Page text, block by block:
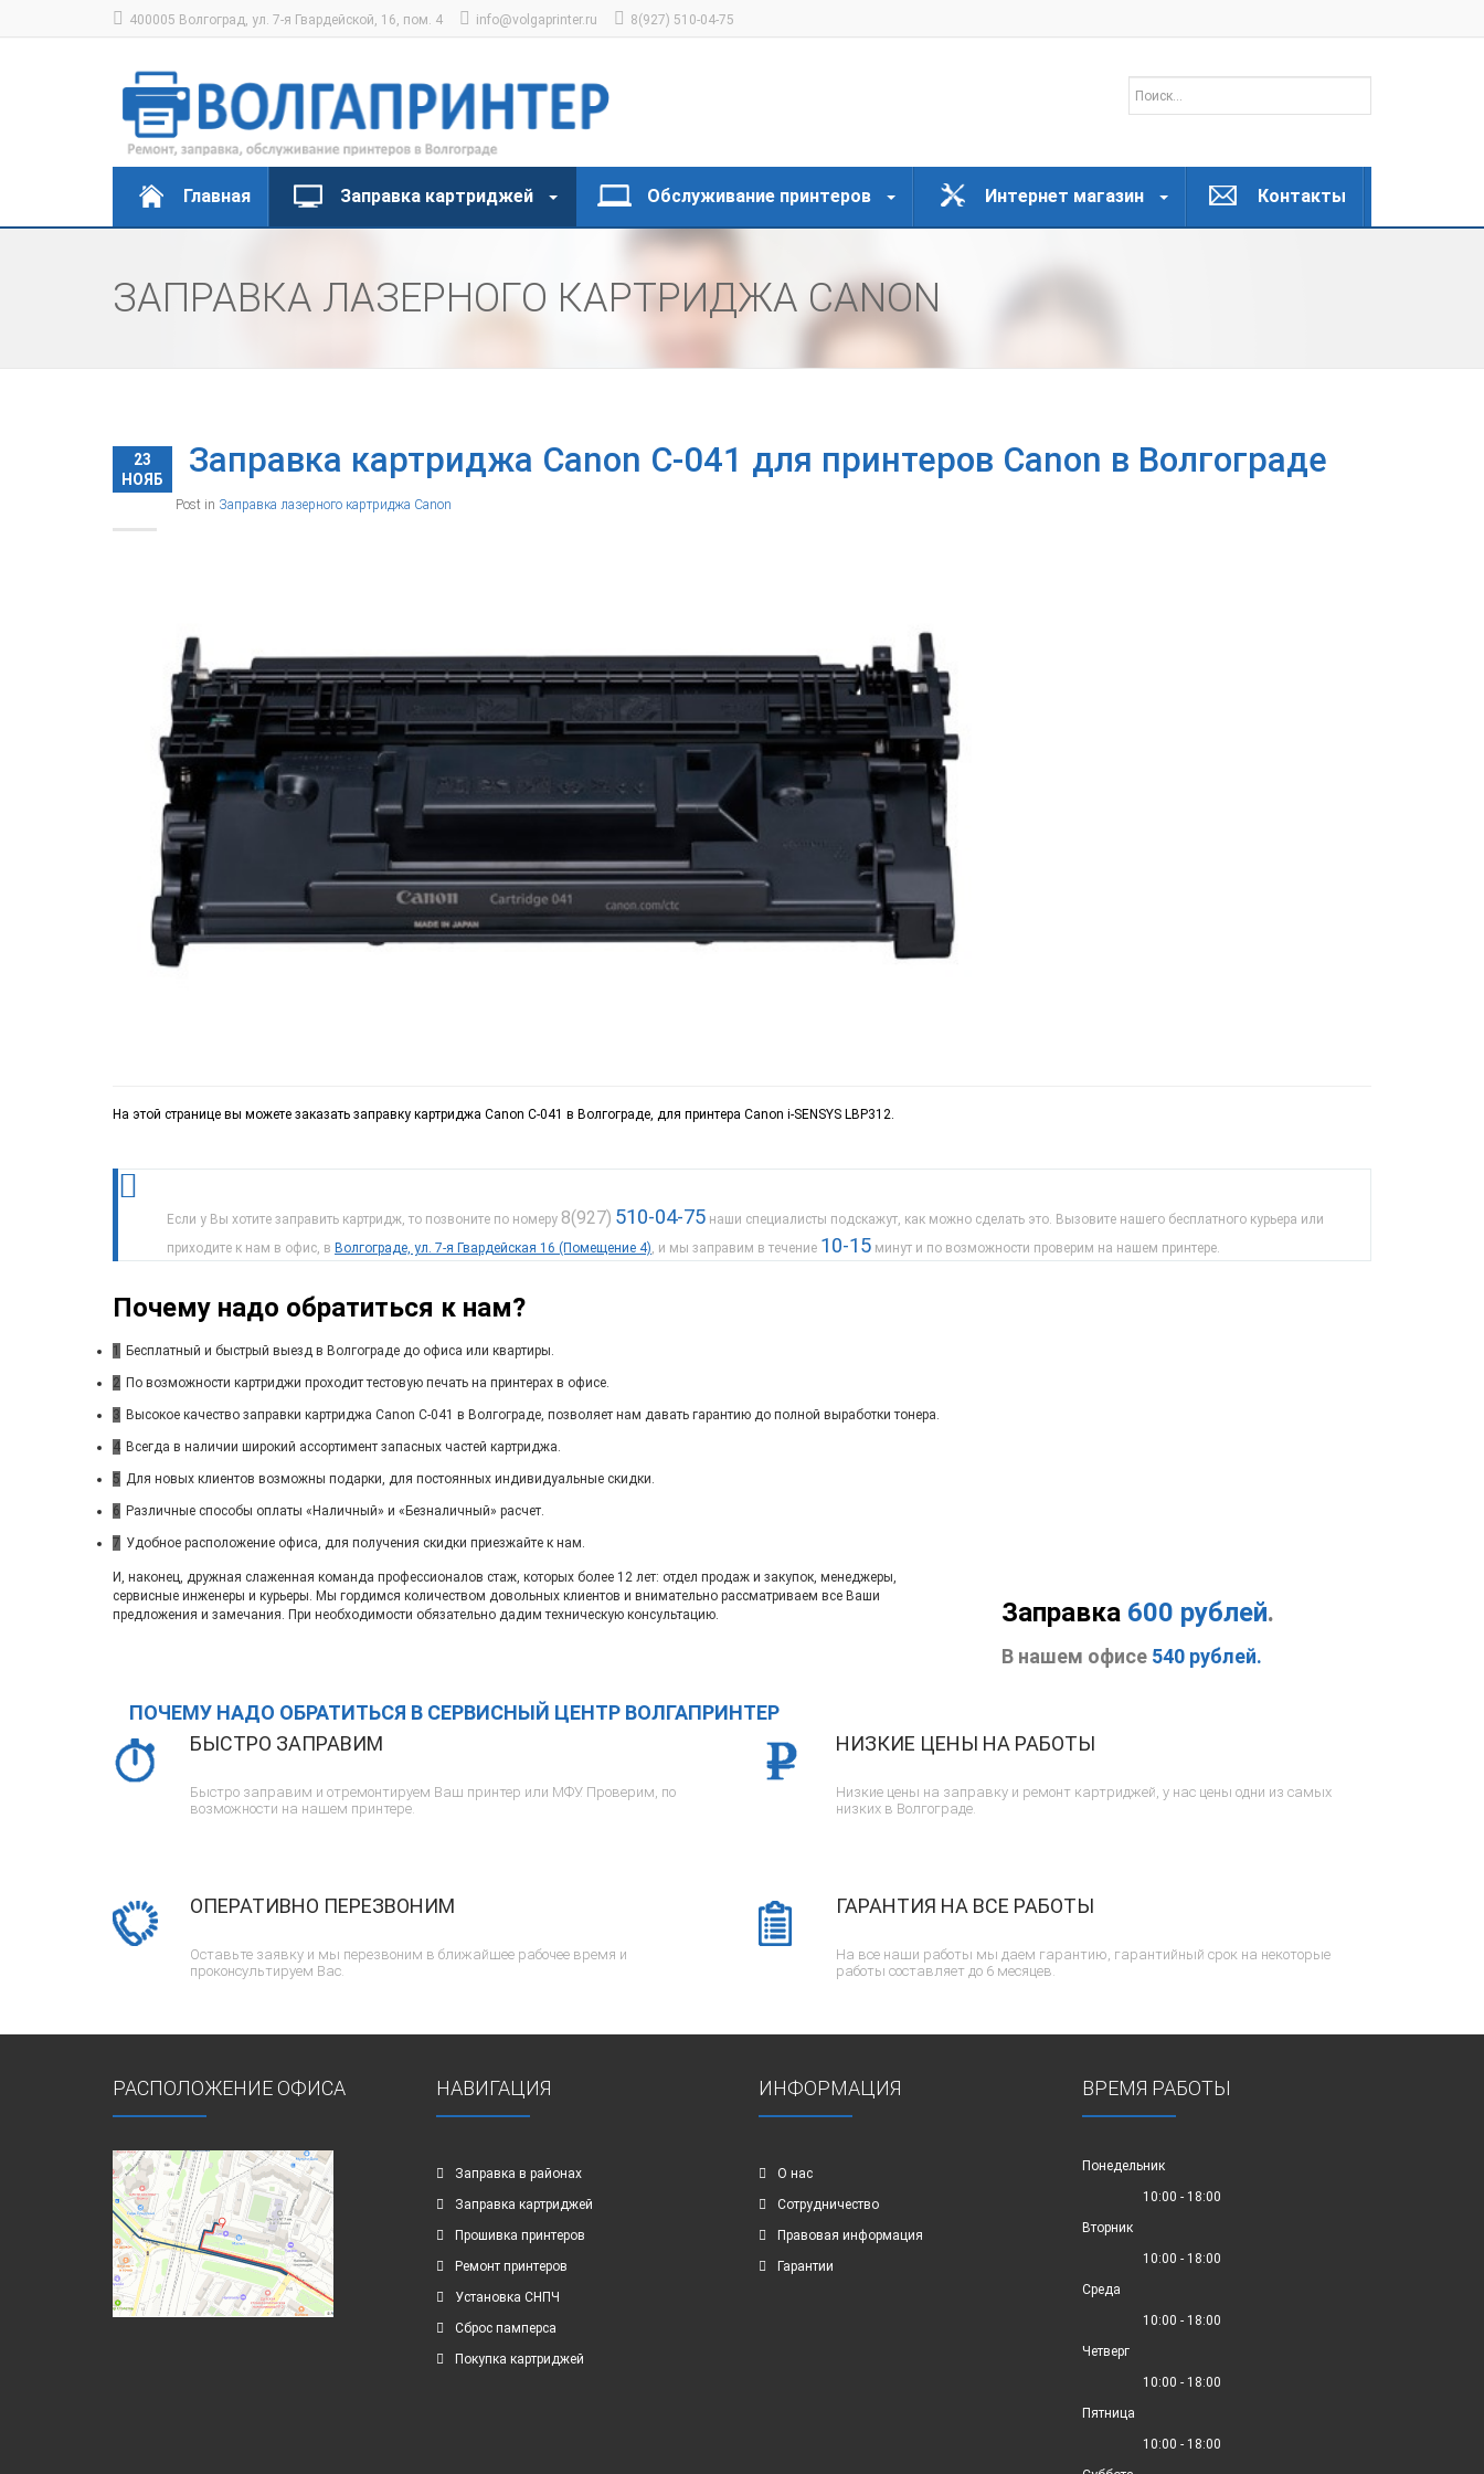
400005 Волгоград, ул. 7-я Гвардейской, 16, пом. 4 info@volgaprinter.ru 8(927) 510-04-75
Главная Заправка картриджей Обслуживание принтеров Интернет магазин Контакты
ЗАПРАВКА ЛАЗЕРНОГО КАРТРИДЖА CANON
23
НОЯБ
Заправка картриджа Canon C-041 для принтеров Canon в Волгограде
Post in Заправка лазерного картриджа Canon
На этой странице вы можете заказать заправку картриджа Canon C-041 в Волгограде, для принтера Canon i-SENSYS LBP312.
Если у Вы хотите заправить картридж, то позвоните по номеру 8(927) 510-04-75 наши специалисты подскажут, как можно сделать это. Вызовите нашего бесплатного курьера или
приходите к нам в офис, в Волгограде, ул. 7-я Гвардейская 16 (Помещение 4), и мы заправим в течение 10-15 минут и по возможности проверим на нашем принтере.
Почему надо обратиться к нам?
1 Бесплатный и быстрый выезд в Волгограде до офиса или квартиры.
2 По возможности картриджи проходит тестовую печать на принтерах в офисе.
3 Высокое качество заправки картриджа Canon C-041 в Волгограде, позволяет нам давать гарантию до полной выработки тонера.
4 Всегда в наличии широкий ассортимент запасных частей картриджа.
5 Для новых клиентов возможны подарки, для постоянных индивидуальные скидки.
6 Различные способы оплаты «Наличный» и «Безналичный» расчет.
7 Удобное расположение офиса, для получения скидки приезжайте к нам.
Заправка 600 рублей.
В нашем офисе 540 рублей.
И, наконец, дружная слаженная команда профессионалов стаж, которых более 12 лет: отдел продаж и закупок, менеджеры,
сервисные инженеры и курьеры. Мы гордимся количеством довольных клиентов и внимательно рассматриваем все Ваши
предложения и замечания. При необходимости обязательно дадим техническую консультацию.
ПОЧЕМУ НАДО ОБРАТИТЬСЯ В СЕРВИСНЫЙ ЦЕНТР ВОЛГАПРИНТЕР
БЫСТРО ЗАПРАВИМ
Быстро заправим и отремонтируем Ваш принтер или МФУ. Проверим, по
возможности на нашем принтере.
ОПЕРАТИВНО ПЕРЕЗВОНИМ
Оставьте заявку и мы перезвоним в ближайшее рабочее время и
проконсультируем Вас.
НИЗКИЕ ЦЕНЫ НА РАБОТЫ
Низкие цены на заправку и ремонт картриджей, у нас цены одни из самых
низких в Волгограде.
ГАРАНТИЯ НА ВСЕ РАБОТЫ
На все наши работы мы даем гарантию, гарантийный срок на некоторые
работы составляет до 6 месяцев.
РАСПОЛОЖЕНИЕ ОФИСА НАВИГАЦИЯ
Заправка в районах
Заправка картриджей
Прошивка принтеров
Ремонт принтеров
Установка СНПЧ
Сброс памперса
Покупка картриджей
ИНФОРМАЦИЯ
О нас
Сотрудничество
Правовая информация
Гарантии
ВРЕМЯ РАБОТЫ
Понедельник
10:00 - 18:00
Вторник
10:00 - 18:00
Среда
10:00 - 18:00
Четверг
10:00 - 18:00
Пятница
10:00 - 18:00